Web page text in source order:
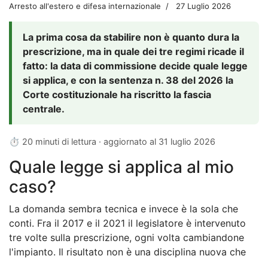
Arresto all'estero e difesa internazionale 27 Luglio 2026
La prima cosa da stabilire non è quanto dura la
prescrizione, ma in quale dei tre regimi ricade il
fatto: la data di commissione decide quale legge
si applica, e con la sentenza n. 38 del 2026 la
Corte costituzionale ha riscritto la fascia
centrale.
⏱ 20 minuti di lettura · aggiornato al 31 luglio 2026
Quale legge si applica al mio
caso?
La domanda sembra tecnica e invece è la sola che
conti. Fra il 2017 e il 2021 il legislatore è intervenuto
tre volte sulla prescrizione, ogni volta cambiandone
l'impianto. Il risultato non è una disciplina nuova che